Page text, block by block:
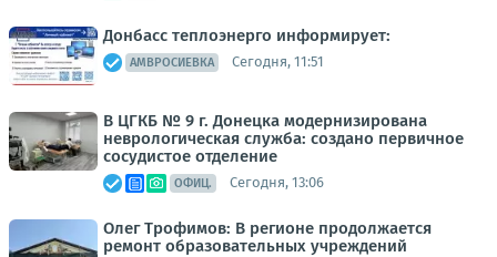
Донбасс теплоэнерго информирует:
АМВРОСИЕВКА Сегодня, 11:51
В ЦГКБ № 9 г. Донецка модернизирована
неврологическая служба: создано первичное
сосудистое отделение
ОФИЦ. Сегодня, 13:06
Олег Трофимов: В регионе продолжается
ремонт образовательных учреждений